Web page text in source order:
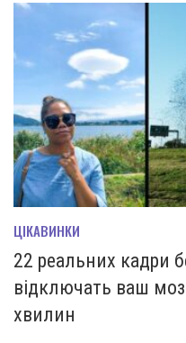
ЦІКАВИНКИ
22 реальних кадри
відключать ваш
хвилин